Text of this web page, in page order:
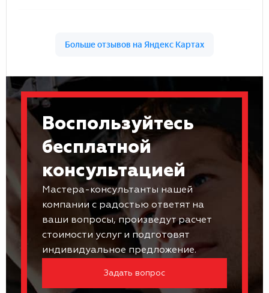
Воспользуйтесь
бесплатной
консультацией
Мастера-консультанты нашей
компании с радостью ответят на
ваши вопросы, произведут расчет
стоимости услуг и подготовят
индивидуальное предложение.
Задать вопрос